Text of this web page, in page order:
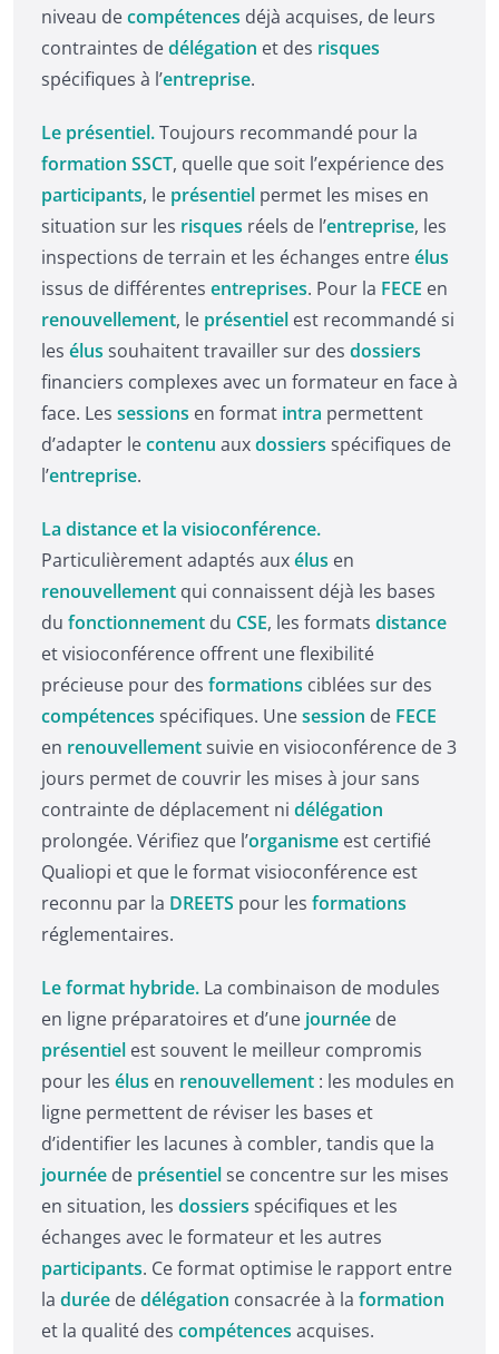
niveau decompétences déjà acquises, de leurs
contraintes dedélégation et des risques
spécifiques à l’entreprise.
Le présentiel.Toujours recommandé pour la
formation SSCT, quelle que soit l’expérience des
participants, le présentiel permet les mises en
situation sur les risques réels de l’entreprise, les
inspections de terrain et les échanges entreélus
issus de différentes entreprises. Pour la FECE en
renouvellement, le présentiel est recommandé si
les élus souhaitent travailler sur des dossiers
financiers complexes avec un formateur en face à
face. Les sessions en format intra permettent
d’adapter lecontenu auxdossiers spécifiques de
l’entreprise.
La distance et la visioconférence.
Particulièrement adaptés auxélus en
renouvellement qui connaissent déjà les bases
du fonctionnement du CSE, les formats distance
et visioconférence offrent une flexibilité
précieuse pour des formations ciblées sur des
compétences spécifiques. Unesession de FECE
en renouvellementsuivie en visioconférence de 3
jours permet de couvrir les mises à jour sans
contrainte de déplacement ni délégation
prolongée. Vérifiez que l’organisme est certifié
Qualiopi et que le format visioconférence est
reconnu par la DREETS pour les formations
réglementaires.
Le format hybride. La combinaison de modules
en ligne préparatoires et d’une journée de
présentiel est souvent le meilleur compromis
pour les élus en renouvellement : les modules en
ligne permettent de réviser les bases et
d’identifier les lacunes à combler, tandis que la
journée de présentielse concentre sur les mises
en situation, les dossiers spécifiques et les
échanges avec le formateur et les autres
participants. Ce format optimise le rapport entre
la durée dedélégation consacrée à la formation
et la qualité des compétences acquises.